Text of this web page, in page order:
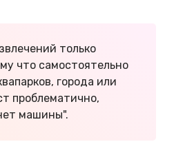
только
что самостоятельно
города или
проблематично,
машины".